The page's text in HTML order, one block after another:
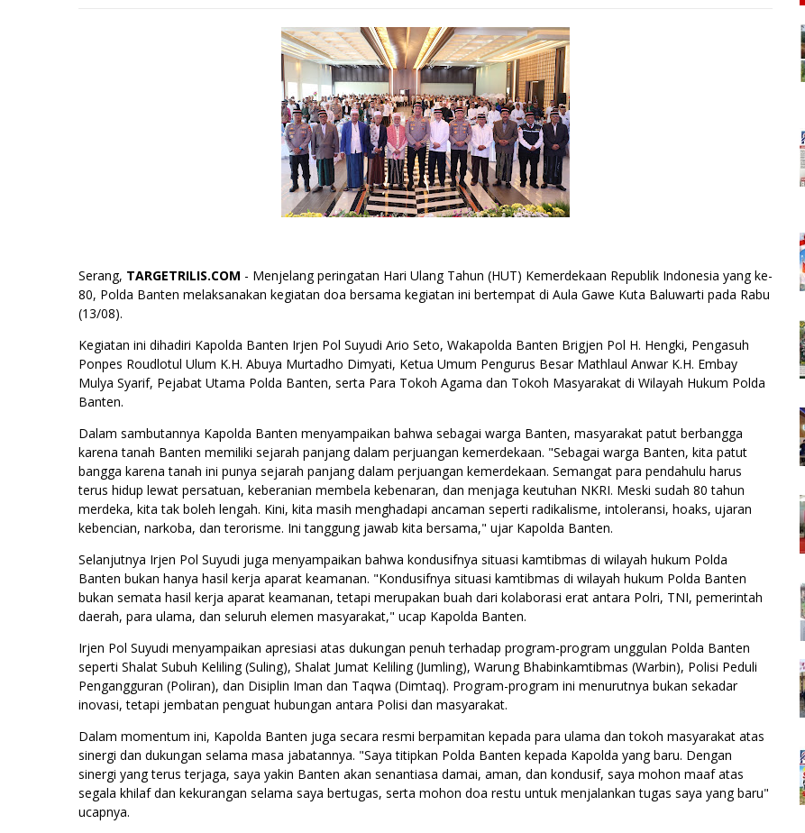
Serang, TARGETRILIS.COM - Menjelang peringatan Hari Ulang Tahun (HUT) Kemerdekaan Republik Indonesia yang ke-
80, Polda Banten melaksanakan kegiatan doa bersama kegiatan ini bertempat di Aula Gawe Kuta Baluwarti pada Rabu
(13/08).
Kegiatan ini dihadiri Kapolda Banten Irjen Pol Suyudi Ario Seto, Wakapolda Banten Brigjen Pol H. Hengki, Pengasuh
Ponpes Roudlotul Ulum K.H. Abuya Murtadho Dimyati, Ketua Umum Pengurus Besar Mathlaul Anwar K.H. Embay
Mulya Syarif, Pejabat Utama Polda Banten, serta Para Tokoh Agama dan Tokoh Masyarakat di Wilayah Hukum Polda
Banten.
Dalam sambutannya Kapolda Banten menyampaikan bahwa sebagai warga Banten, masyarakat patut berbangga
karena tanah Banten memiliki sejarah panjang dalam perjuangan kemerdekaan. "Sebagai warga Banten, kita patut
bangga karena tanah ini punya sejarah panjang dalam perjuangan kemerdekaan. Semangat para pendahulu harus
terus hidup lewat persatuan, keberanian membela kebenaran, dan menjaga keutuhan NKRI. Meski sudah 80 tahun
merdeka, kita tak boleh lengah. Kini, kita masih menghadapi ancaman seperti radikalisme, intoleransi, hoaks, ujaran
kebencian, narkoba, dan terorisme. Ini tanggung jawab kita bersama," ujar Kapolda Banten.
Selanjutnya Irjen Pol Suyudi juga menyampaikan bahwa kondusifnya situasi kamtibmas di wilayah hukum Polda
Banten bukan hanya hasil kerja aparat keamanan. "Kondusifnya situasi kamtibmas di wilayah hukum Polda Banten
bukan semata hasil kerja aparat keamanan, tetapi merupakan buah dari kolaborasi erat antara Polri, TNI, pemerintah
daerah, para ulama, dan seluruh elemen masyarakat," ucap Kapolda Banten.
Irjen Pol Suyudi menyampaikan apresiasi atas dukungan penuh terhadap program-program unggulan Polda Banten
seperti Shalat Subuh Keliling (Suling), Shalat Jumat Keliling (Jumling), Warung Bhabinkamtibmas (Warbin), Polisi Peduli
Pengangguran (Poliran), dan Disiplin Iman dan Taqwa (Dimtaq). Program-program ini menurutnya bukan sekadar
inovasi, tetapi jembatan penguat hubungan antara Polisi dan masyarakat.
Dalam momentum ini, Kapolda Banten juga secara resmi berpamitan kepada para ulama dan tokoh masyarakat atas
sinergi dan dukungan selama masa jabatannya. "Saya titipkan Polda Banten kepada Kapolda yang baru. Dengan
sinergi yang terus terjaga, saya yakin Banten akan senantiasa damai, aman, dan kondusif, saya mohon maaf atas
segala khilaf dan kekurangan selama saya bertugas, serta mohon doa restu untuk menjalankan tugas saya yang baru"
ucapnya.